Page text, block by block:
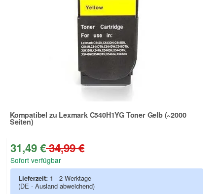
Kompatibel zu Lexmark C540H1YG Toner Gelb (~2000
Seiten)
Zur Artikelbewertung
31,49 €34,99 €
Sofort verfügbar
Lieferzeit: 1 - 2 Werktage
(DE - Ausland abweichend)